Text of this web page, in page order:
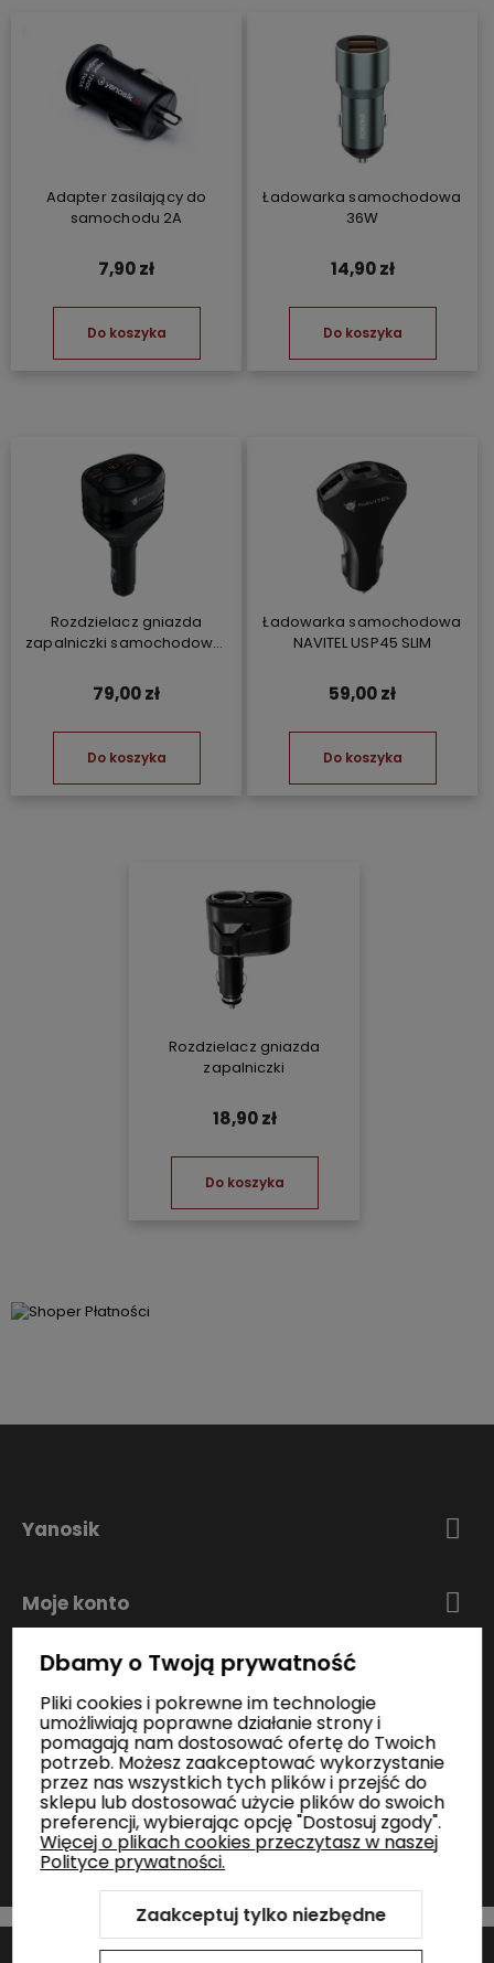
Adapter zasilający do
samochodu 2A
7,90 zł
Do koszyka
Ładowarka samochodowa
36W
14,90 zł
Do koszyka
Rozdzielacz gniazda
zapalniczki samochodowej
79,00 zł
Do koszyka
Ładowarka samochodowa
NAVITEL USP45 SLIM
59,00 zł
Do koszyka
Rozdzielacz gniazda
zapalniczki
18,90 zł
Do koszyka
Yanosik
Moje konto
Zakupy
Informacje
Kontakt
Szablon Shoper Modern 3.0™od GrowCommerce
Sklep internetowy Shoper Premium
Dbamy o Twoją prywatność
Pliki cookies i pokrewne im technologie
umożliwiają poprawne działanie strony i
pomagają nam dostosować ofertę do Twoich
potrzeb. Możesz zaakceptować wykorzystanie
przez nas wszystkich tych plików i przejść do
sklepu lub dostosować użycie plików do swoich
preferencji, wybierając opcję "Dostosuj zgody".
Więcej o plikach cookies przeczytasz w naszej
Polityce prywatności.
Zaakceptuj tylko niezbędne